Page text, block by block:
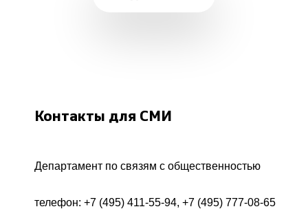
Контакты для СМИ
Департамент по связям с общественностью
телефон: +7 (495) 411-55-94, +7 (495) 777-08-65